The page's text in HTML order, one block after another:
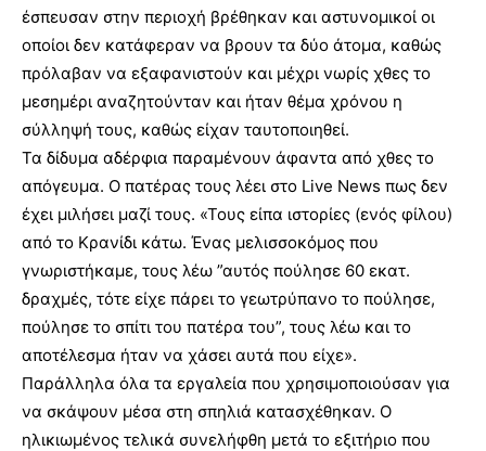
έσπευσαν στην περιοχή βρέθηκαν και αστυνομικοί οι
οποίοι δεν κατάφεραν να βρουν τα δύο άτομα, καθώς
πρόλαβαν να εξαφανιστούν και μέχρι νωρίς χθες το
μεσημέρι αναζητούνταν και ήταν θέμα χρόνου η
σύλληψή τους, καθώς είχαν ταυτοποιηθεί.
Τα δίδυμα αδέρφια παραμένουν άφαντα από χθες το
απόγευμα. Ο πατέρας τους λέει στο Live News πως δεν
έχει μιλήσει μαζί τους. «Τους είπα ιστορίες (ενός φίλου)
από το Κρανίδι κάτω. Ένας μελισσοκόμος που
γνωριστήκαμε, τους λέω ”αυτός πούλησε 60 εκατ.
δραχμές, τότε είχε πάρει το γεωτρύπανο το πούλησε,
πούλησε το σπίτι του πατέρα του”, τους λέω και το
αποτέλεσμα ήταν να χάσει αυτά που είχε».
Παράλληλα όλα τα εργαλεία που χρησιμοποιούσαν για
να σκάψουν μέσα στη σπηλιά κατασχέθηκαν. Ο
ηλικιωμένος τελικά συνελήφθη μετά το εξιτήριο που